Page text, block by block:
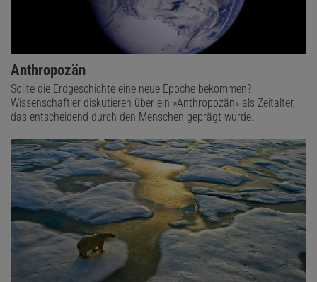
Anthropozän
Sollte die Erdgeschichte eine neue Epoche bekommen?
Wissenschaftler diskutieren über ein »Anthropozän« als Zeitalter,
das entscheidend durch den Menschen geprägt wurde.